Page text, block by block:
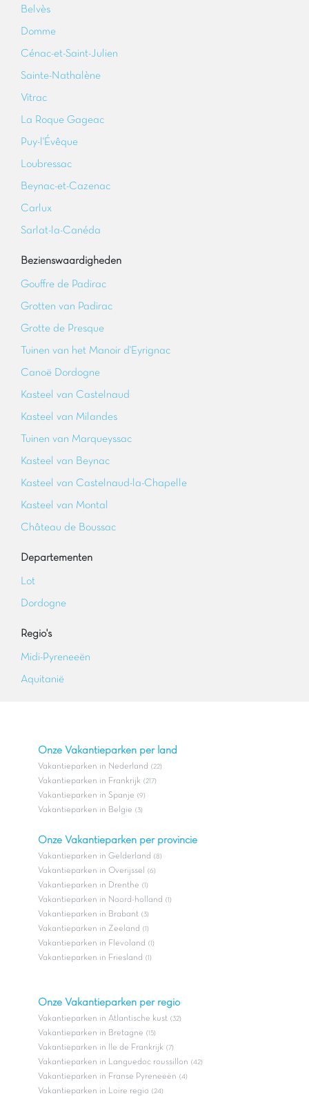
Belvès
Domme
Cénac-et-Saint-Julien
Sainte-Nathalène
Vitrac
La Roque Gageac
Puy-l'Évêque
Loubressac
Beynac-et-Cazenac
Carlux
Sarlat-la-Canéda
Bezienswaardigheden
Gouffre de Padirac
Grotten van Padirac
Grotte de Presque
Tuinen van het Manoir d'Eyrignac
Canoë Dordogne
Kasteel van Castelnaud
Kasteel van Milandes
Tuinen van Marqueyssac
Kasteel van Beynac
Kasteel van Castelnaud-la-Chapelle
Kasteel van Montal
Château de Boussac
Departementen
Lot
Dordogne
Regio's
Midi-Pyreneeën
Aquitanië
Onze Vakantieparken per land
Vakantieparken in Nederland (22)
Vakantieparken in Frankrijk (217)
Vakantieparken in Spanje (9)
Vakantieparken in Belgie (3)
Onze Vakantieparken per provincie
Vakantieparken in Gelderland (8)
Vakantieparken in Overijssel (6)
Vakantieparken in Drenthe (1)
Vakantieparken in Noord-holland (1)
Vakantieparken in Brabant (3)
Vakantieparken in Zeeland (1)
Vakantieparken in Flevoland (1)
Vakantieparken in Friesland (1)
Onze Vakantieparken per regio
Vakantieparken in Atlantische kust (32)
Vakantieparken in Bretagne (15)
Vakantieparken in Ile de Frankrijk (7)
Vakantieparken in Languedoc roussillon (42)
Vakantieparken in Franse Pyreneeën (4)
Vakantieparken in Loire regio (24)